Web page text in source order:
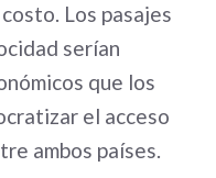
Los pasajes
serían
que los
el acceso
ambos países.